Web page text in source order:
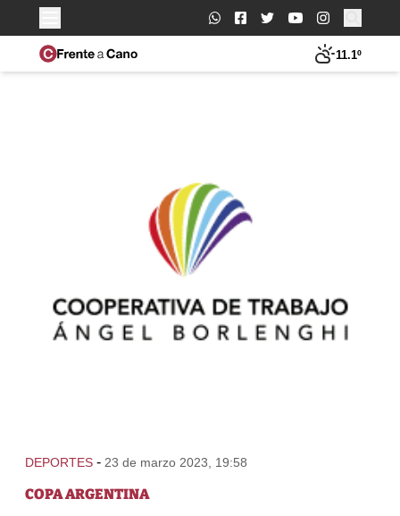
Buscar:
11.1º
DEPORTES - 23 de marzo 2023, 19:58
COPA ARGENTINA